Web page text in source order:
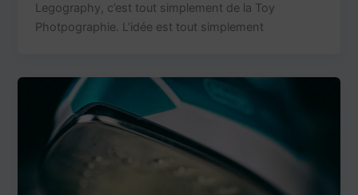
Legography, c’est tout simplement de la Toy
Photpographie. L’idée est tout simplement